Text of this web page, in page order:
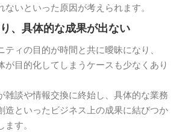
ないといった原因が考えられます。
、具体的な成果が出ない
ィの目的が時間と共に曖昧になり、
が目的化してしまうケースも少なくあり
雑談や情報交換に終始し、具体的な業務
造といったビジネス上の成果に結びつか
す。